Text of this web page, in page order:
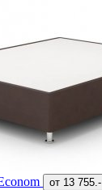
от 13 755.-